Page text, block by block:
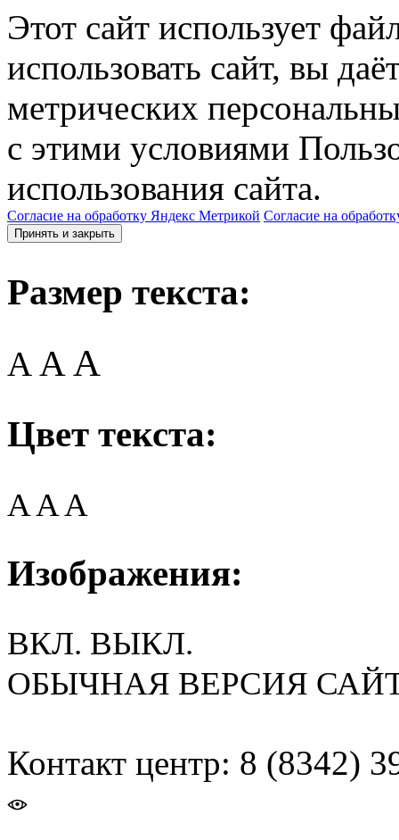
Этот сайт использует
использовать сайт, вы
метрических
с этими условиями
использования сайта.
Согласие на обработку Яндекс Метрикой Согласие на
Принять и закрыть
Размер текста:
A AA
Цвет текста:
AAA
Изображения:
ВКЛ. ВЫКЛ.
ОБЫЧНАЯ ВЕРСИЯ
Контакт центр: 8 (8342)